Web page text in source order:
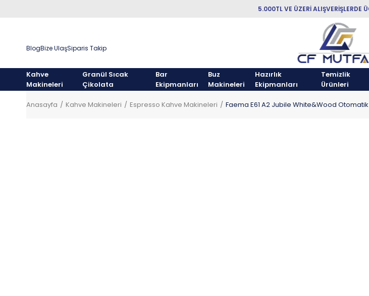
5.000TL VE ÜZERİ ALIŞVERİŞLERDE
BlogBize UlaşSiparis Takip
Kahve
Makineleri
Granül Sıcak
Çikolata
Bar
Ekipmanları
Buz
Makineleri
Hazırlık
Ekipmanları
Temizlik
Ürünleri
Anasayfa Kahve Makineleri Espresso Kahve Makineleri Faema E61 A2 Jubile White&Wood